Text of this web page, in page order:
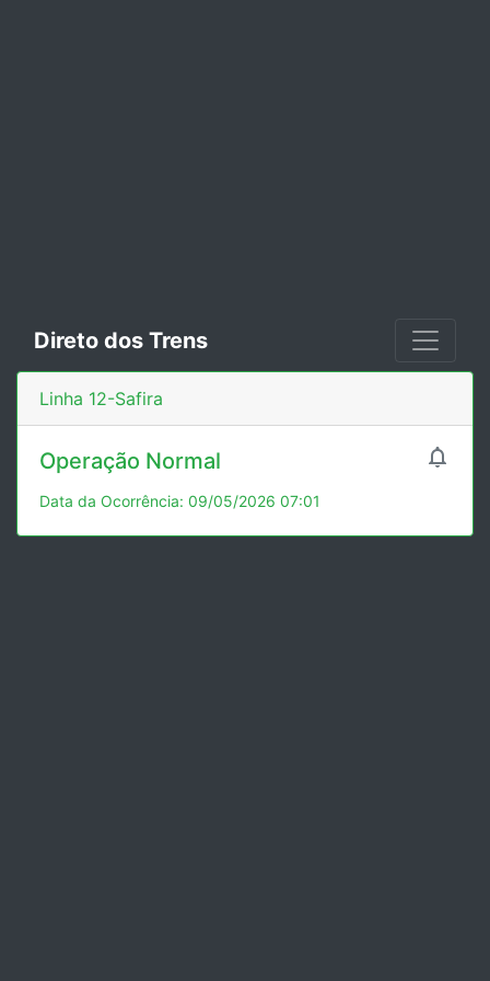
Direto dos Trens
Linha 12-Safira

Operação Normal
Data da Ocorrência: 09/05/2026 07:01